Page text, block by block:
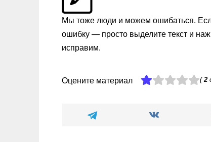
Мы тоже люди и можем ошибаться.
ошибку — просто выделите текст и
исправим.
Оцените материал (2